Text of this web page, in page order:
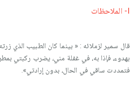
I- الملاحظات
قال سمير لزملائه : « بينما كان الطبيب الذي
بهدوء، فإذا به، في غفلة مني، يضرب ركبتي
فتمددت ساقي في الحال، بدون إرادتي».